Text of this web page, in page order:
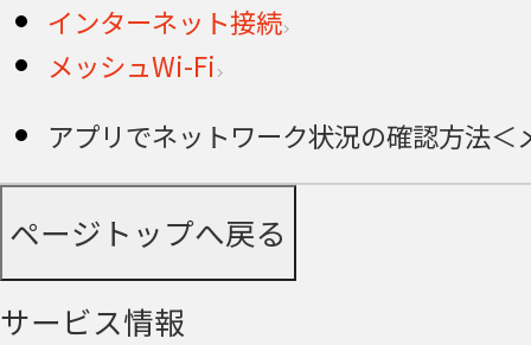
インターネット接続
メッシュWi-Fi
アプリでネットワーク状況の確認方法＜
ページトップへ戻る
サービス情報